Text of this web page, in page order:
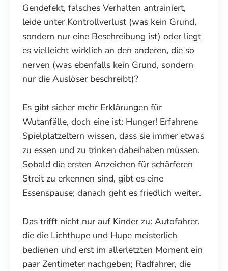
Gendefekt, falsches Verhalten antrainiert,
leide unter Kontrollverlust (was kein Grund,
sondern nur eine Beschreibung ist) oder liegt
es vielleicht wirklich an den anderen, die so
nerven (was ebenfalls kein Grund, sondern
nur die Auslöser beschreibt)?
Es gibt sicher mehr Erklärungen für
Wutanfälle, doch eine ist: Hunger! Erfahrene
Spielplatzeltern wissen, dass sie immer etwas
zu essen und zu trinken dabeihaben müssen.
Sobald die ersten Anzeichen für schärferen
Streit zu erkennen sind, gibt es eine
Essenspause; danach geht es friedlich weiter.
Das trifft nicht nur auf Kinder zu: Autofahrer,
die die Lichthupe und Hupe meisterlich
bedienen und erst im allerletzten Moment ein
paar Zentimeter nachgeben; Radfahrer, die